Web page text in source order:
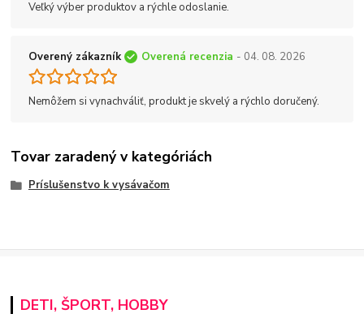
Veľký výber produktov a rýchle odoslanie.
Overený zákazník Overená recenzia - 04. 08. 2026
Nemôžem si vynachváliť, produkt je skvelý a rýchlo doručený.
Tovar zaradený v kategóriách
Príslušenstvo k vysávačom
DETI, ŠPORT, HOBBY